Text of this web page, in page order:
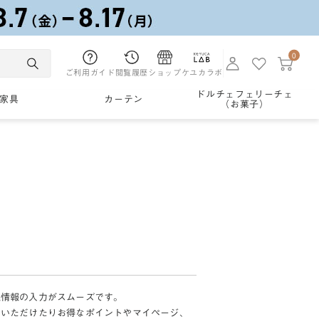
ご利用ガイド 閲覧履歴 ショップケユカラボ
0
家具 カーテン
ドルチェフェリーチェ
（お菓子）
報の入力がスムーズです。
ただけたりお得なポイントやマイページ、